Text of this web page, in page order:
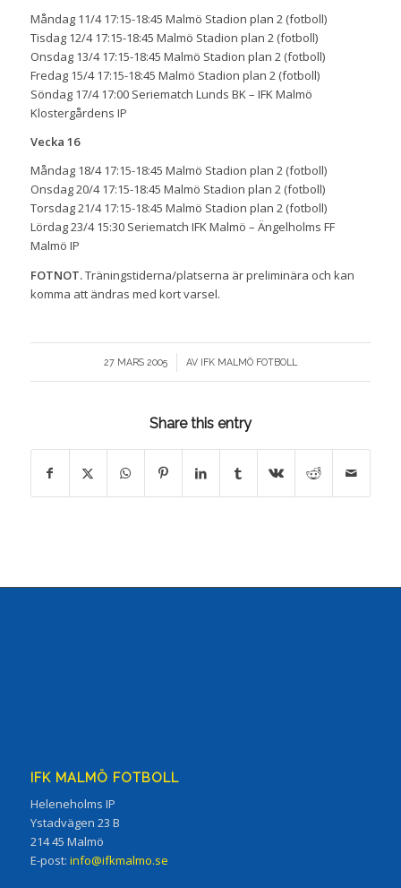
Måndag 11/4 17:15-18:45 Malmö Stadion plan 2 (fotboll)
Tisdag 12/4 17:15-18:45 Malmö Stadion plan 2 (fotboll)
Onsdag 13/4 17:15-18:45 Malmö Stadion plan 2 (fotboll)
Fredag 15/4 17:15-18:45 Malmö Stadion plan 2 (fotboll)
Söndag 17/4 17:00 Seriematch Lunds BK – IFK Malmö
Klostergårdens IP
Vecka 16
Måndag 18/4 17:15-18:45 Malmö Stadion plan 2 (fotboll)
Onsdag 20/4 17:15-18:45 Malmö Stadion plan 2 (fotboll)
Torsdag 21/4 17:15-18:45 Malmö Stadion plan 2 (fotboll)
Lördag 23/4 15:30 Seriematch IFK Malmö – Ängelholms FF
Malmö IP
FOTNOT.Träningstiderna/platserna är preliminära och kan
komma att ändras med kort varsel.
27 MARS 2005
/ AV IFK MALMÖ FOTBOLL
Share this entry
IFK MALMÖ FOTBOLL
Heleneholms IP
Ystadvägen 23 B
214 45 Malmö
E-post: info@ifkmalmo.se